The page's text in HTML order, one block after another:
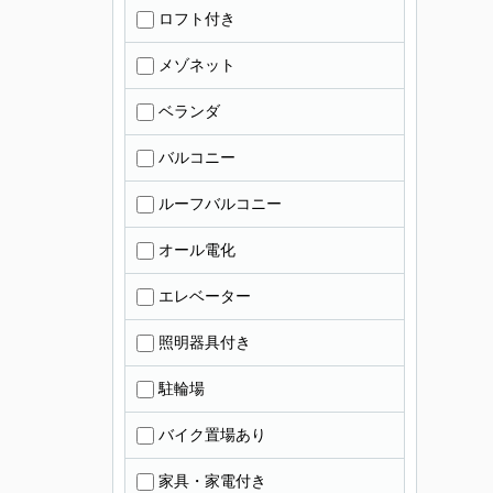
ロフト付き
メゾネット
ベランダ
バルコニー
ルーフバルコニー
オール電化
エレベーター
照明器具付き
駐輪場
バイク置場あり
家具・家電付き